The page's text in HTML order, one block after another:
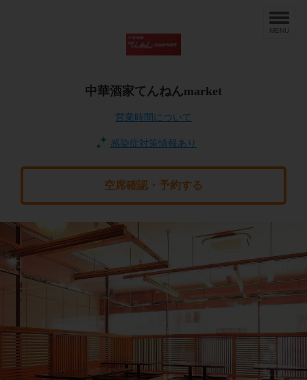
MENU
中華酒家てんねんmarket
営業時間について
感染症対策情報あり
空席確認・予約する